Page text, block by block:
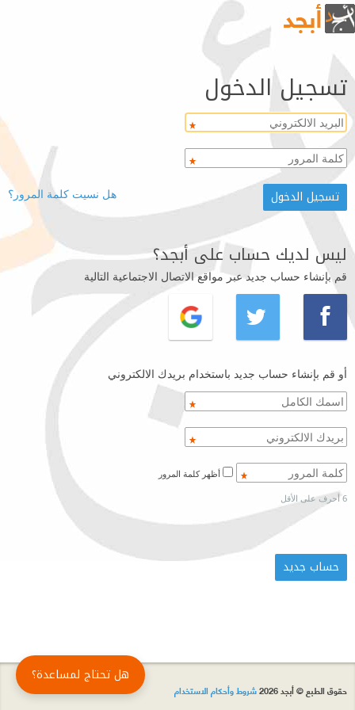
تسجيل الدخول
هل نسيت كلمة المرور؟
ليس لديك حساب على أبجد؟
قم بإنشاء حساب جديد عبر مواقع الاتصال الاجتماعية التالية
أو قم بإنشاء حساب جديد باستخدام بريدك الالكتروني
6 أحرف على الأقل
حقوق الطبع © أبجد 2026 شروط وأحكام الاستخدام
هل تحتاج لمساعدة؟